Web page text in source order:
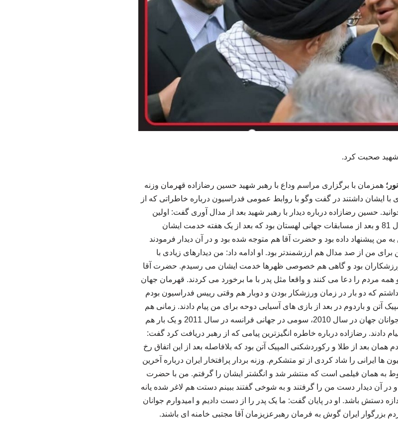
شهید صحبت کرد.
همزمان با برگزاری مراسم وداع با رهبر شهید حسین رضازاده قهرمان وزنه
با ایشان داشتند در گفت وگو با روابط عمومی فدراسیون درباره خاطراتی که از
حسین رضازاده درباره دیدار با رهبر شهید بعد از مدال آوری گفت: اولین
دیدار من با حضرت آقا، آقای شهیدمان سال 81 و بعد از مسابقات جهانی لهستان بود که بعد از یک هفته خدمت ایشان
من پیشنهاد داده بود و حضرت آقا هم متوجه شده بود و در آن دیدار فرمودند
من از صد مدال هم ارزشمندتر بود. او ادامه داد: من دیدارهای زیادی با
ورزشکاران بود و گاهی هم خصوصی ظهرها خدمت ایشان می رسیدم. حضرت آقا
مردم را دعا می کنند و واقعا مثل پدر با ما برخورد می کردند. قهرمان جهان
که دو بار در زمان ورزشکار بودن و دوبار هم وقتی رییس فدراسیون بودم
آتن و باردوم در بعد از بازی های آسیایی دوحه برای من پیام دادند. زمانی هم
که رییس فدراسیون بودم بعد از قهرمانی جوانان جهان در سال 2010، سومی در جهانی فرانسه در سال 2011 و یک بار هم
بود که ایشان پیام دادند. رضازاده درباره خاطره انگیزترین پیامی که از رهبر دریافت کرد گفت:
همان بعد از طلا و رکوردشکنی المپیک آتن بود که بلافاصله بعد از این اتفاق رخ
ها ایرانی را شاد کردی از تو متشکرم. وزنه بردار پرافتخار ایران درباره آخرین
به همان فیلمی است که منتشر شد و انگشتر ایشان را گرفتم. من با حضرت
در آن دیدار دست من را گرفتند و به شوخی گفتند ببینم دستت هم لاغر شده یانه
دستش باشد. او در پایان گفت: ما یک پدر را از دست دادیم و امیدوارم جوانان
بزرگوار ایران گوش به فرمان رهبرعزیزمان آقا مجتبی خامنه ای باشند.